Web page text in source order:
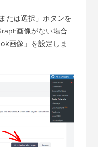
たは選択」ボタンを
画像がない場合
画像」を設定しま